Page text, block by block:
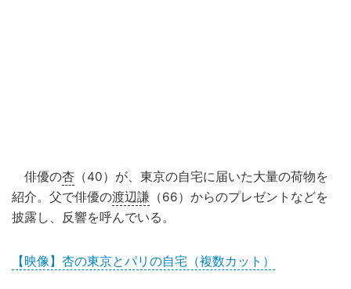
俳優の杏 （40）が、東京の自宅に届いた大量の荷物を
紹介。父で俳優の渡辺謙 （66）からのプレゼントなどを
披露し、反響を呼んでいる。
【映像】杏の東京とパリの自宅（複数カット）